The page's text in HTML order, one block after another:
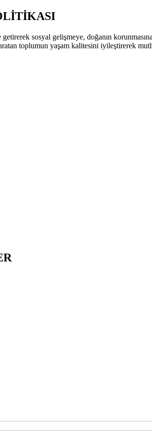
sosyal gelişmeye, doğanın
toplumun yaşam kalitesini iyileştirerek